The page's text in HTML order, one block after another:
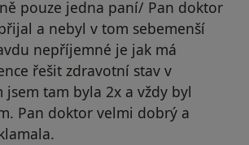
pouze jedna paní/ Pan doktor
a nebyl v tom sebemenší
nepříjemné je jak má
řešit zdravotní stav v
jsem tam byla 2x a vždy byl
Pan doktor velmi dobrý a